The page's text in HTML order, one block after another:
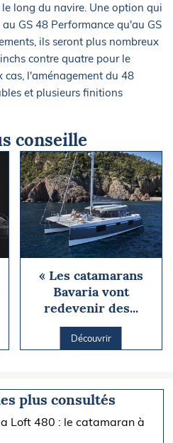
long du navire. Une option qui
GS 48 Performance qu'au GS
ils seront plus nombreux
contre quatre pour le
cas, l'aménagement du 48
et plusieurs finitions
conseille
« Les catamarans
Bavaria vont
redevenir des...
Découvrir
plus consultés
Loft 480 : le catamaran à